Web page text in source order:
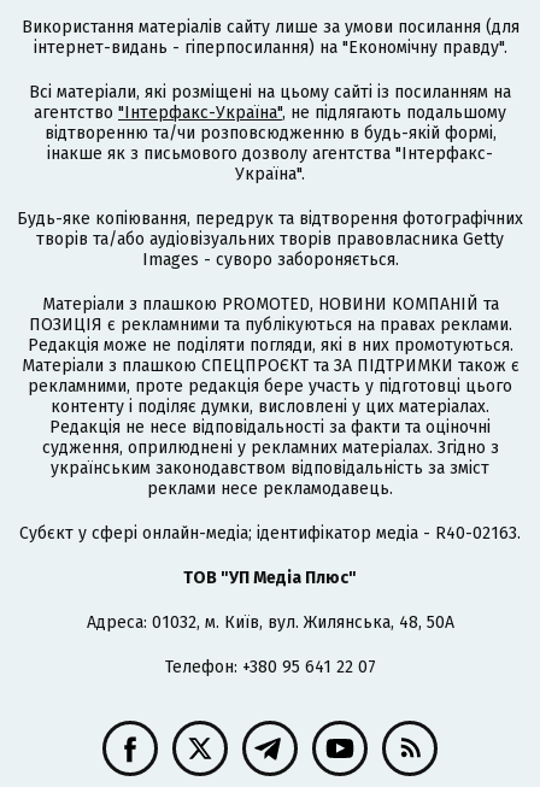
Використання матеріалів сайту лише за умови посилання (для
інтернет-видань - гіперпосилання) на "Економічну правду".
Всі матеріали, які розміщені на цьому сайті із посиланням на
агентство "Інтерфакс-Україна", не підлягають подальшому
відтворенню та/чи розповсюдженню в будь-якій формі,
інакше як з письмового дозволу агентства "Інтерфакс-
Україна".
Будь-яке копіювання, передрук та відтворення фотографічних
творів та/або аудіовізуальних творів правовласника Getty
Images - суворо забороняється.
Матеріали з плашкою PROMOTED, НОВИНИ КОМПАНІЙ та
ПОЗИЦІЯ є рекламними та публікуються на правах реклами.
Редакція може не поділяти погляди, які в них промотуються.
Матеріали з плашкою СПЕЦПРОЄКТ та ЗА ПІДТРИМКИ також є
рекламними, проте редакція бере участь у підготовці цього
контенту і поділяє думки, висловлені у цих матеріалах.
Редакція не несе відповідальності за факти та оціночні
судження, оприлюднені у рекламних матеріалах. Згідно з
українським законодавством відповідальність за зміст
реклами несе рекламодавець.
Cубєкт у сфері онлайн-медіа; ідентифікатор медіа - R40-02163.
ТОВ "УП Медіа Плюс"
Адреса: 01032, м. Київ, вул. Жилянська, 48, 50А
Телефон: +380 95 641 22 07